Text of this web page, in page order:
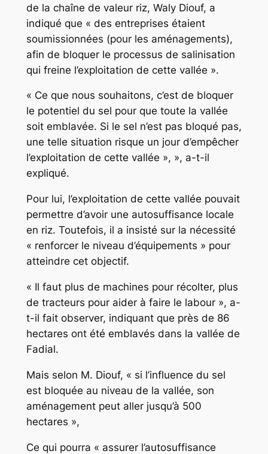
de la chaîne de valeur riz, Waly Diouf, a
indiqué que « des entreprises étaient
soumissionnées (pour les aménagements),
afin de bloquer le processus de salinisation
qui freine l’exploitation de cette vallée ».
« Ce que nous souhaitons, c’est de bloquer
le potentiel du sel pour que toute la vallée
soit emblavée. Si le sel n’est pas bloqué pas,
une telle situation risque un jour d’empêcher
l’exploitation de cette vallée », », a-t-il
expliqué.
Pour lui, l’exploitation de cette vallée pouvait
permettre d’avoir une autosuffisance locale
en riz. Toutefois, il a insisté sur la nécessité
« renforcer le niveau d’équipements » pour
atteindre cet objectif.
« Il faut plus de machines pour récolter, plus
de tracteurs pour aider à faire le labour », a-
t-il fait observer, indiquant que près de 86
hectares ont été emblavés dans la vallée de
Fadial.
Mais selon M. Diouf, « si l’influence du sel
est bloquée au niveau de la vallée, son
aménagement peut aller jusqu’à 500
hectares »,
Ce qui pourra « assurer l’autosuffisance